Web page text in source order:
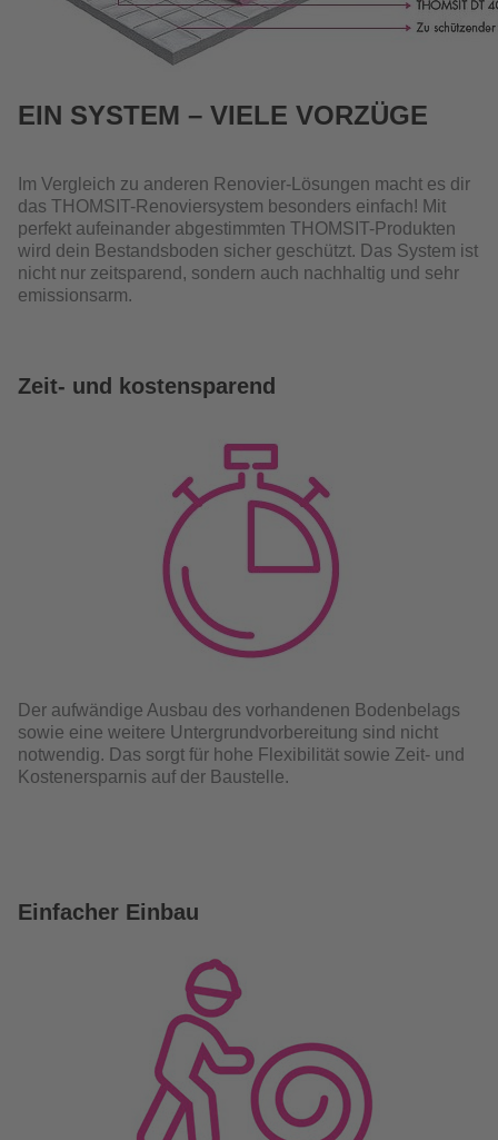
EIN SYSTEM – VIELE VORZÜGE
Im Vergleich zu anderen Renovier-Lösungen macht es dir
das THOMSIT-Renoviersystem besonders einfach! Mit
perfekt aufeinander abgestimmten THOMSIT-Produkten
wird dein Bestandsboden sicher geschützt. Das System ist
nicht nur zeitsparend, sondern auch nachhaltig und sehr
emissionsarm.
Zeit- und kostensparend
Der aufwändige Ausbau des vorhandenen Bodenbelags
sowie eine weitere Untergrundvorbereitung sind nicht
notwendig. Das sorgt für hohe Flexibilität sowie Zeit- und
Kostenersparnis auf der Baustelle.
Einfacher Einbau